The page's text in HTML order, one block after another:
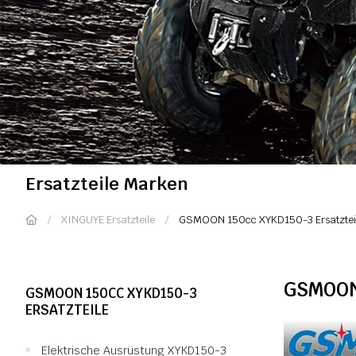
Ersatzteile Marken
XINGUYE Ersatzteile GSMOON 150cc XYKD150-3
GSMOON 150CC XYKD150-3
ERSATZTEILE
Elektrische Ausrüstung XYKD150-3